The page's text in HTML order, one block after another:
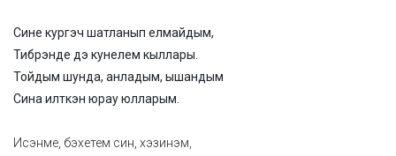
Сине кургэч шатланып елмайдым,
Тибрэнде дэ кунелем кыллары.
Тойдым шунда, анладым, ышандым
Сина илткэн юрау юлларым.
Исэнме, бэхетем син, хэзинэм,